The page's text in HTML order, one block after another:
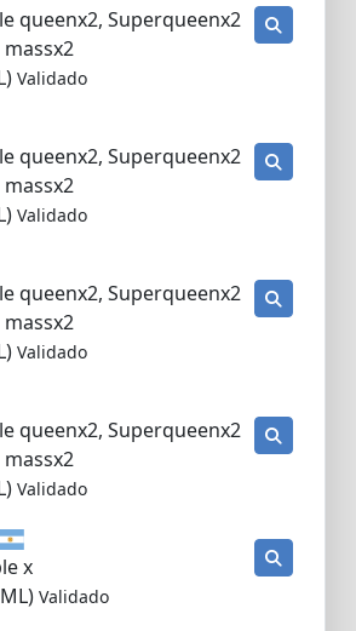
queenx2, Superqueenx2
massx2
Validado
queenx2, Superqueenx2
massx2
Validado
queenx2, Superqueenx2
massx2
Validado
queenx2, Superqueenx2
massx2
Validado
x
Validado